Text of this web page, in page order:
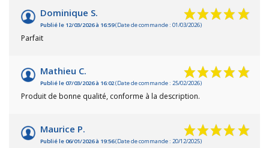
Dominique S.
Publié le 12/03/2026 à 16:59(Date de commande : 01/03/2026)
Parfait
Mathieu C.
Publié le 07/03/2026 à 16:02(Date de commande : 25/02/2026)
Produit de bonne qualité, conforme à la description.
Maurice P.
Publié le 06/01/2026 à 19:56(Date de commande : 20/12/2025)